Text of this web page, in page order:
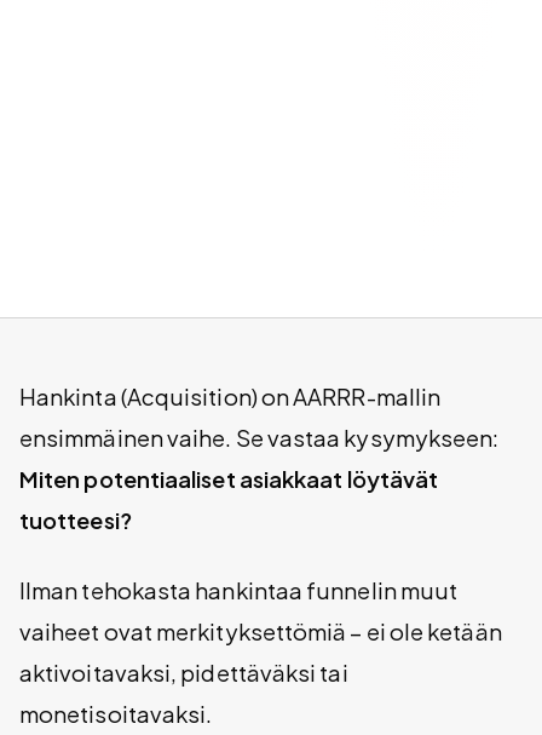
Hankinta (Acquisition) on AARRR-mallin
ensimmäinen vaihe. Se vastaa kysymykseen:
Miten potentiaaliset asiakkaat löytävät
tuotteesi?
Ilman tehokasta hankintaa funnelin muut
vaiheet ovat merkityksettömiä – ei ole ketään
aktivoitavaksi, pidettäväksi tai
monetisoitavaksi.